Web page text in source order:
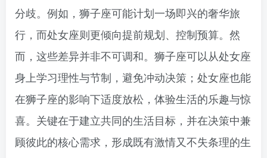
分歧。例如，狮子座可能计划一场即兴的奢华旅
行，而处女座则更倾向提前规划、控制预算。然
而，这些差异并非不可调和。狮子座可以从处女座
身上学习理性与节制，避免冲动决策；处女座也能
在狮子座的影响下适度放松，体验生活的乐趣与惊
喜。关键在于建立共同的生活目标，并在决策中兼
顾彼此的核心需求，形成既有激情又不失条理的生